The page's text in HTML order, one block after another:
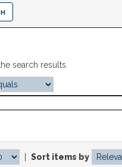
search results.
Sort items by